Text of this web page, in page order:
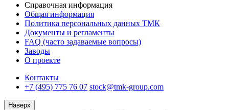
Справочная информация
Общая информация
Политика персональных данных ТМК
Документы и регламенты
FAQ (часто задаваемые вопросы)
Заводы
О проекте
Контакты
+7 (495) 775 76 07 stock@tmk-group.com
Наверх